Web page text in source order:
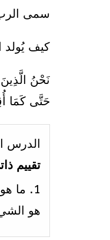
سمى الرب
كيف يُولد
نَحْنُ
حَتَّى كَمَا
الدرس
تقييم
هو الشيء